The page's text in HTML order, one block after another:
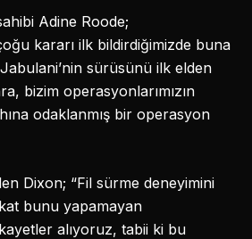
Adine Roode;
kararı ilk bildirdiğimizde buna
sürüsünü ilk elden
bizim operasyonlarımızın
odaklanmış bir operasyon
Dixon; “Fil sürme deneyimini
bunu yapamayan
alıyoruz, tabii ki bu